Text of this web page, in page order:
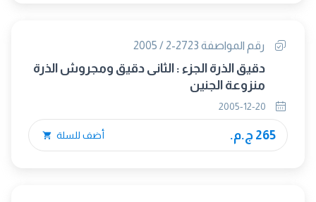
رقم المواصفة 2723-2 / 2005
دقيق الذرة الجزء : الثانى دقيق ومجروش الذرة
منزوعة الجنين
265 ج.م. أضف للسلة